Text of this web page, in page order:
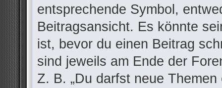
entsprechende Symbol,
Beitragsansicht. Es könnte
ist, bevor du einen Beitrag
sind jeweils am Ende der
Z. B. „Du darfst neue Themen